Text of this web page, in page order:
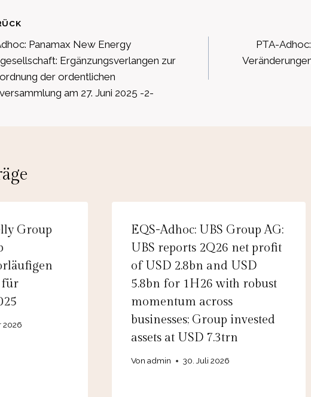
Panamax New Energy
Ergänzungsverlangen zur
der ordentlichen
am 27. Juni 2025 -2-
PTA-
Group
für
2026
EQS-Adhoc: UBS Group AG:
UBS reports 2Q26 net profit
of USD 2.8bn and USD
5.8bn for 1H26 with robust
momentum across
businesses; Group invested
assets at USD 7.3trn
Von admin 30. Juli 2026